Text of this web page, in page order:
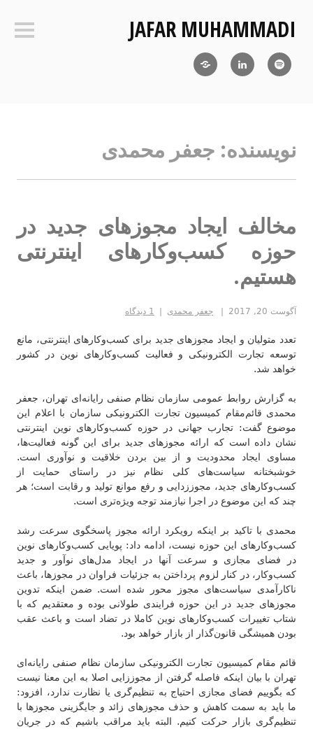
محتواJAFAR MUHAMMADI
نویسنده: جعفر محمدی
مخالف ایجاد مجوزهای جدید در
حوزه کسب‌وکارهای اینترنتی
هستیم.
آگوست 20, 2017 جعفر محمدی 1 دیدگاه
تعدد متولیان و ایجاد مجوزهای جدید برای کسب‌وکارهای اینترنتی، مانع
توسعه تجارت الکترونیکی و فعالیت کسب‌وکارهای نوین در کشور
خواهد شد.
به گزارش روابط عمومی سازمان نظام صنفی رایانه‌ای تهران، جعفر
محمدی قائم‌مقام کمیسیون تجارت الکترونیکی سازمان با اعلام این
موضوع گفت: تجارب جهانی در حوزه کسب‌وکارهای نوین اینترنتی
نشان داده است که ارائه مجوزهای جدید برای این گونه فعالیت‌ها،
مساوی ایجاد محدودیت و از بین بردن خلاقیت و نوآوری است.
خوشبختانه سیاست‌های کلی نظام نیز در راستای حمایت از
کسب‌و‌کارهای جدید، مجوززدایی و رفع موانع تولید و رقابت است؛ ‌هر
چند که این موضوع در اجرا نیازمند توجه ویژه‌تری است.
محمدی با تاکید بر اینکه رویکرد ارائه مجوز پاسخگوی سرعت رشد
کسب‌وکارهای این حوزه نیست، ادامه داد: پویایی کسب‌وکارهای نوین
در فضای مجازی و سرعت آنها در ایجاد مدل‌های نوآور و جدید
کسب‌وکار، در کنار لزوم پرداختن به جزئیات فراوان در مجوزها، باعث
ناکارآمدی سیاست‌های مجوز محور شده است. ضمن اینکه تدوین
مجوزهای جدید در این حوزه فرایندی طولانی بوده و معتقدیم که با
شتاب تغییرات کسب‌وکارهای نوین کاملا در تضاد است و باعث عقب
بودن همیشگی قانون‌گذار از بازار خواهد بود.
قائم مقام کمیسیون تجارت الکترونیکی سازمان نظام صنفی رایانه‌ای
تهران با بیان اینکه فاصله گرفتن از مجوززایی اصلا به این معنا نیست
که بگوییم فضای مجازی احتیاج به تنظیم‌گری یا نظارت ندارد، افزود:
ما باید به سمت کاهش و حذف مجوزهای زائد و جایگزینی مجوزها با
تنظیم‌گری بازار حرکت کنیم. البته باید مراقب باشیم که در جریان